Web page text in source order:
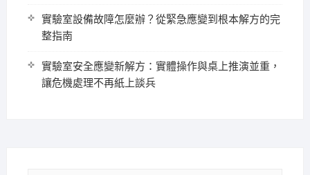
實驗室設備故障怎麼辦？從緊急應變到根本解方的完
整指南
實驗室安全應變新解方：實體操作與桌上推演並重，
讓危機處理不再紙上談兵